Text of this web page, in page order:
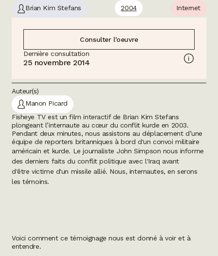
Brian Kim Stefans
2004
Internet
Consulter l'oeuvre
Dernière consultation
25 novembre 2014
Auteur(s)
Manon Picard
Fisheye TVest un film interactif de Brian Kim Stefans
plongeant l’internaute au cœur du conflit kurde en 2003.
Pendant deux minutes, nous assistons au déplacement d’une
équipe de reporters britanniques à bord d'un convoi militaire
américain et kurde. Le journaliste John Simpson nous informe
des derniers faits du conflit politique avec l'Iraq avant
d'être victime d'un missile allié. Nous, internautes, en serons
les témoins.
Voici comment ce témoignage nous est donné à voir et à
entendre.